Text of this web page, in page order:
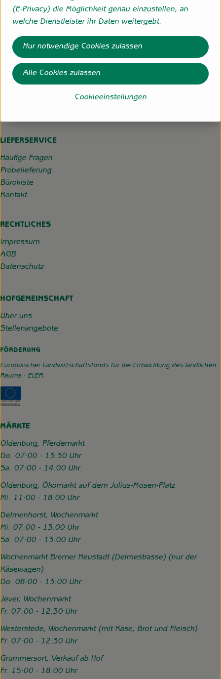
Externer Link zu https://www.instagram.com/
Externer Link zu https://wp.solawi-
Hofgemeinschaft Grummersort
Hauptmoorweg 3
27798 Hude
04484-599
info@hofgemeinschaft-grummersort.de
LIEFERSERVICE
Häufige Fragen
Probelieferung
Bürokiste
Kontakt
RECHTLICHES
Impressum
AGB
Datenschutz
HOFGEMEINSCHAFT
Über uns
Stellenangebote
FÖRDERUNG
Europäischer Landwirtschaftsfonds für die Entwicklung des ländlichen
Raums - ELER.
MÄRKTE
Oldenburg, Pferdemarkt
Do. 07:00 - 13:30 Uhr
Sa. 07:00 - 14:00 Uhr
Oldenburg, Ökomarkt auf dem Julius-Mosen-Platz
Mi. 11:00 - 18:00 Uhr
Delmenhorst, Wochenmarkt
Mi. 07:00 - 13:00 Uhr
Sa. 07:00 - 13:00 Uhr
Wochenmarkt Bremer Neustadt (Delmestrasse) (nur der
Käsewagen)
Do. 08:00 - 13:00 Uhr
Jever, Wochenmarkt
Fr. 07:00 - 12:30 Uhr
Westerstede, Wochenmarkt (mit Käse, Brot und Fleisch)
Fr. 07:00 - 12:30 Uhr
Grummersort, Verkauf ab Hof
Fr. 15:00 - 18:00 Uhr
(E-Privacy) die Möglichkeit genau einzustellen, an
welche Dienstleister ihr Daten weitergebt.
Cookieeinstellungen
Nur notwendige Cookies zulassen
Alle Cookies zulassen